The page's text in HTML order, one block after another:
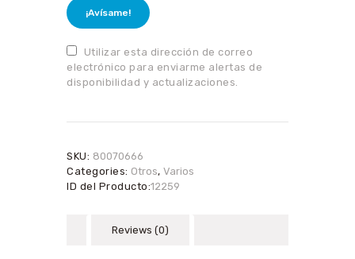
¡Avísame!
Utilizar esta dirección de correo
electrónico para enviarme alertas de
disponibilidad y actualizaciones.
SKU: 80070666
Categories: Otros, Varios
ID del Producto:12259
Reviews (0)